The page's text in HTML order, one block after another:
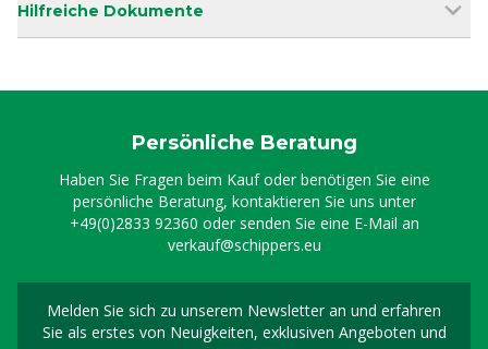
Hilfreiche Dokumente
Persönliche Beratung
Haben Sie Fragen beim Kauf oder benötigen Sie eine
persönliche Beratung, kontaktieren Sie uns unter
+49(0)2833 92360 oder senden Sie eine E-Mail an
verkauf@schippers.eu
Melden Sie sich zu unserem Newsletter an und erfahren
Sie als erstes von Neuigkeiten, exklusiven Angeboten und
Melden Sie sich für